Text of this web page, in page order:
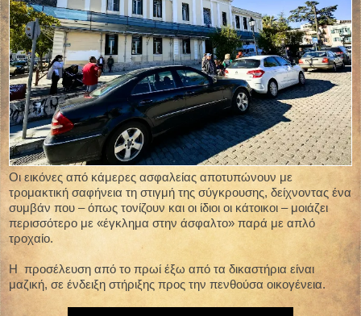
Οι εικόνες από κάμερες ασφαλείας αποτυπώνουν με
τρομακτική σαφήνεια τη στιγμή της σύγκρουσης, δείχνοντας ένα
συμβάν που – όπως τονίζουν και οι ίδιοι οι κάτοικοι – μοιάζει
περισσότερο με «έγκλημα στην άσφαλτο» παρά με απλό
τροχαίο.
Η προσέλευση από το πρωί έξω από τα δικαστήρια είναι
μαζική, σε ένδειξη στήριξης προς την πενθούσα οικογένεια.